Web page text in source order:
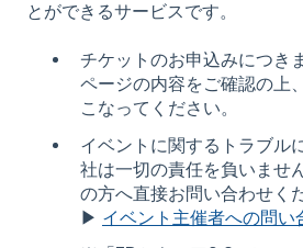
とができるサービスです。
チケットのお申込みにつき
ページの内容をご確認の上
こなってください。
イベントに関するトラブル
社は一切の責任を負いませ
の方へ直接お問い合わせく
▶ イベント主催者への問い